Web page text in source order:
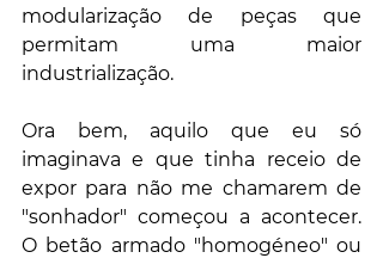
modularização de peças que
permitam uma maior
industrialização.
Ora bem, aquilo que eu só
imaginava e que tinha receio de
expor para não me chamarem de
"sonhador" começou a acontecer.
O betão armado "homogéneo" ou